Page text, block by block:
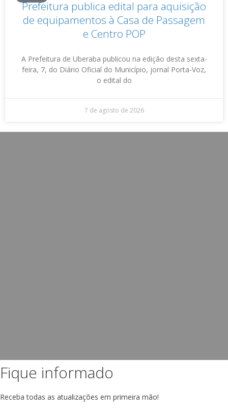
Prefeitura publica edital para aquisição
de equipamentos à Casa de Passagem
e Centro POP
A Prefeitura de Uberaba publicou na edição desta sexta-
feira, 7, do Diário Oficial do Município, jornal Porta-Voz,
o edital do
7 de agosto de 2026
Fique informado
Receba todas as atualizações em primeira mão!